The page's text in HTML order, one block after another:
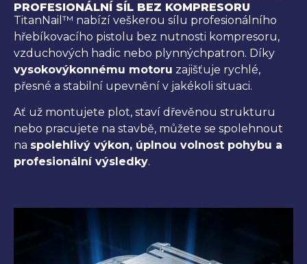
PROFESIONÁLNÍ SÍL BEZ KOMPRESORU
TitanNail™ nabízí veškerou sílu profesionálního
hřebíkovacího pistolu bez nutnosti kompresoru,
vzduchových hadic nebo plynnýchpatron. Díky
vysokovýkonnému motoru zajišťuje rychlé,
přesné a stabilní upevnění v jakékoli situaci.
Ať už montujete plot, staví dřevěnou strukturu
nebo pracujete na stavbě, můžete se spolehnout
na spolehlivý výkon, úplnou volnost pohybu a
profesionální výsledky.